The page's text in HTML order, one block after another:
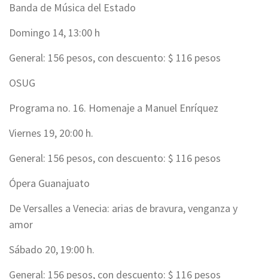
Banda de Música del Estado
Domingo 14, 13:00 h
General: 156 pesos, con descuento: $ 116 pesos
OSUG
Programa no. 16. Homenaje a Manuel Enríquez
Viernes 19, 20:00 h.
General: 156 pesos, con descuento: $ 116 pesos
Ópera Guanajuato
De Versalles a Venecia: arias de bravura, venganza y
amor
Sábado 20, 19:00 h.
General: 156 pesos, con descuento: $ 116 pesos